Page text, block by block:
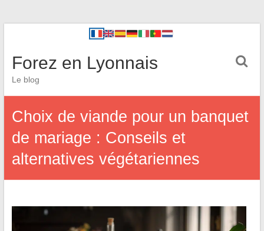
Forez en Lyonnais
Le blog
Choix de viande pour un banquet
de mariage : Conseils et
alternatives végétariennes